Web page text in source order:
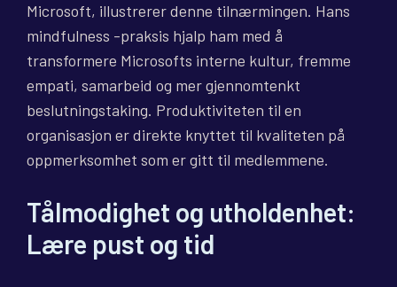
Microsoft, illustrerer denne tilnærmingen. Hans
mindfulness -praksis hjalp ham med å
transformere Microsofts interne kultur, fremme
empati, samarbeid og mer gjennomtenkt
beslutningstaking. Produktiviteten til en
organisasjon er direkte knyttet til kvaliteten på
oppmerksomhet som er gitt til medlemmene.
Tålmodighet og utholdenhet:
Lære pust og tid